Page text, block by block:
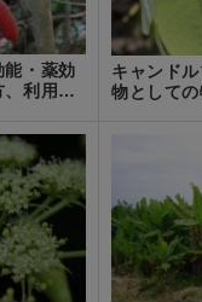
能・薬効
利用方
キャンド
物として